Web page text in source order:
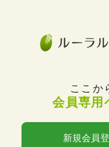
ここか
会員専用
新規会員